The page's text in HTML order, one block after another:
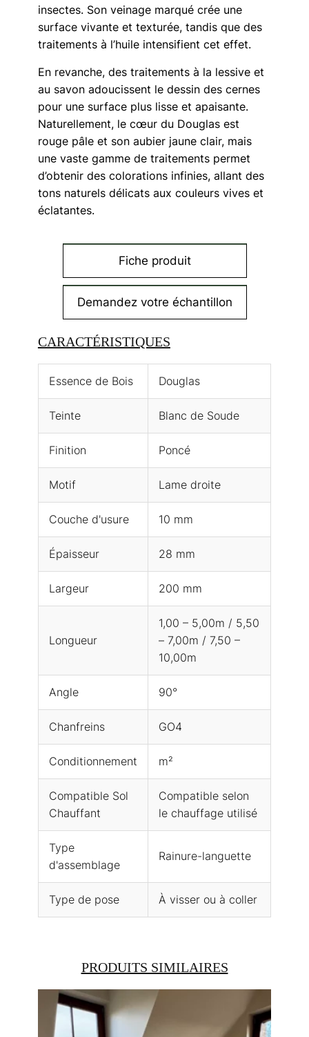
insectes. Son veinage marqué crée une
surface vivante et texturée, tandis que des
traitements à l’huile intensifient cet effet.
En revanche, des traitements à la lessive et
au savon adoucissent le dessin des cernes
pour une surface plus lisse et apaisante.
Naturellement, le cœur du Douglas est
rouge pâle et son aubier jaune clair, mais
une vaste gamme de traitements permet
d’obtenir des colorations infinies, allant des
tons naturels délicats aux couleurs vives et
éclatantes.
Fiche produit
Demandez votre échantillon
CARACTÉRISTIQUES
Essence de Bois Douglas
Teinte Blanc de Soude
Finition Poncé
Motif Lame droite
Couche d'usure 10 mm
Épaisseur 28 mm
Largeur 200 mm
Longueur
1,00 – 5,00m / 5,50
– 7,00m / 7,50 –
10,00m
Angle 90°
Chanfreins GO4
Conditionnement m²
Compatible Sol
Chauffant
Compatible selon
le chauffage utilisé
Type
d'assemblage
Rainure-languette
Type de pose À visser ou à coller
PRODUITS SIMILAIRES